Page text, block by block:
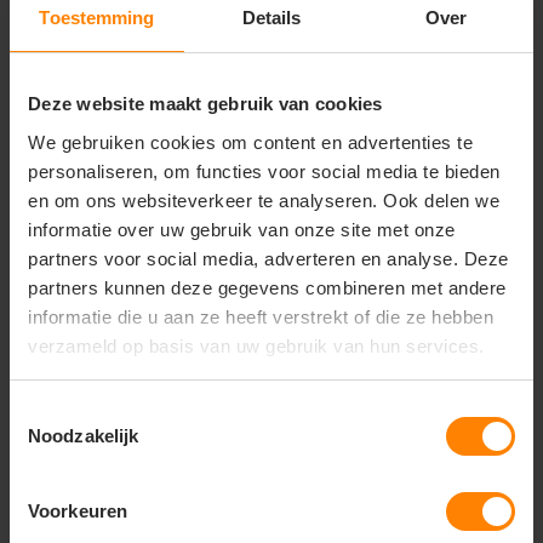
Toestemming Details Over
Deze website maakt gebruik van cookies
We gebruiken cookies om content en advertenties te
personaliseren, om functies voor social media te bieden
en om ons websiteverkeer te analyseren. Ook delen we
informatie over uw gebruik van onze site met onze
partners voor social media, adverteren en analyse. Deze
partners kunnen deze gegevens combineren met andere
informatie die u aan ze heeft verstrekt of die ze hebben
verzameld op basis van uw gebruik van hun services.
Noodzakelijk
Voorkeuren
Belangrijkste kenmerken
• Artikelnummer: 044510NA
• Materiaal: satijnbinding
• ATPV 22 / ELIM 22
• 2 steekzakken met flap en drukknopen
• Duimstokzak met flap en drukknoop
• Kniezakken
• Dijbeenzak met flap en klittenband
• 2 achterzakken met flap en drukknopen
• Zeer functioneel en beschermend ontwerp
Vragen? Neem contact
op met onze